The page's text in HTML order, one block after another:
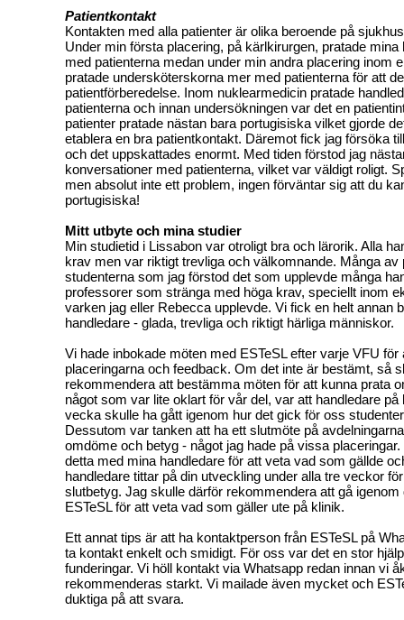
Patientkontakt
Kontakten med alla patienter är olika beroende på
Under min första placering, på kärlkirurgen, pratade
med patienterna medan under min andra placering inom
pratade undersköterskorna mer med patienterna för att
patientförberedelse. Inom nuklearmedicin pratade
patienterna och innan undersökningen var det en
patienter pratade nästan bara portugisiska vilket gjorde
etablera en bra patientkontakt. Däremot fick jag försöka
och det uppskattades enormt. Med tiden förstod jag
konversationer med patienterna, vilket var väldigt roligt.
men absolut inte ett problem, ingen förväntar sig att du
portugisiska!
Mitt utbyte och mina studier
Min studietid i Lissabon var otroligt bra och lärorik. Alla
krav men var riktigt trevliga och välkomnande. Många av
studenterna som jag förstod det som upplevde många
professorer som stränga med höga krav, speciellt inom
varken jag eller Rebecca upplevde. Vi fick en helt annan
handledare - glada, trevliga och riktigt härliga människor.
Vi hade inbokade möten med ESTeSL efter varje VFU för
placeringarna och feedback. Om det inte är bestämt, så
rekommendera att bestämma möten för att kunna prata
något som var lite oklart för vår del, var att handledare på
vecka skulle ha gått igenom hur det gick för oss
Dessutom var tanken att ha ett slutmöte på
omdöme och betyg - något jag hade på vissa
detta med mina handledare för att veta vad som gällde
handledare tittar på din utveckling under alla tre veckor
slutbetyg. Jag skulle därför rekommendera att gå igenom
ESTeSL för att veta vad som gäller ute på klinik.
Ett annat tips är att ha kontaktperson från ESTeSL på
ta kontakt enkelt och smidigt. För oss var det en stor
funderingar. Vi höll kontakt via Whatsapp redan innan vi
rekommenderas starkt. Vi mailade även mycket och
duktiga på att svara.